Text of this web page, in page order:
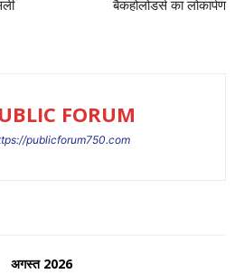
बैकहोलोडर्स का लोकार्पण
FORUM
publicforum750.com
अगस्त 2026